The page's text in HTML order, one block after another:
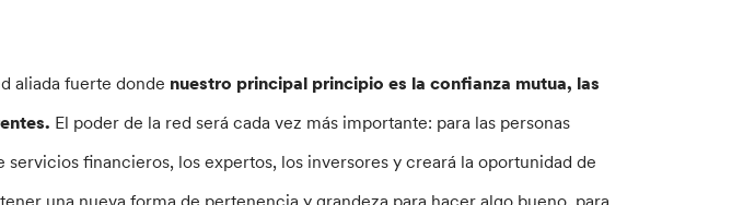
aliada fuerte donde nuestro principal principio es la confianza mutua, las
El poder de la red será cada vez más importante: para las personas
servicios financieros, los expertos, los inversores y creará la oportunidad de
una nueva forma de pertenencia y grandeza para hacer algo bueno, para